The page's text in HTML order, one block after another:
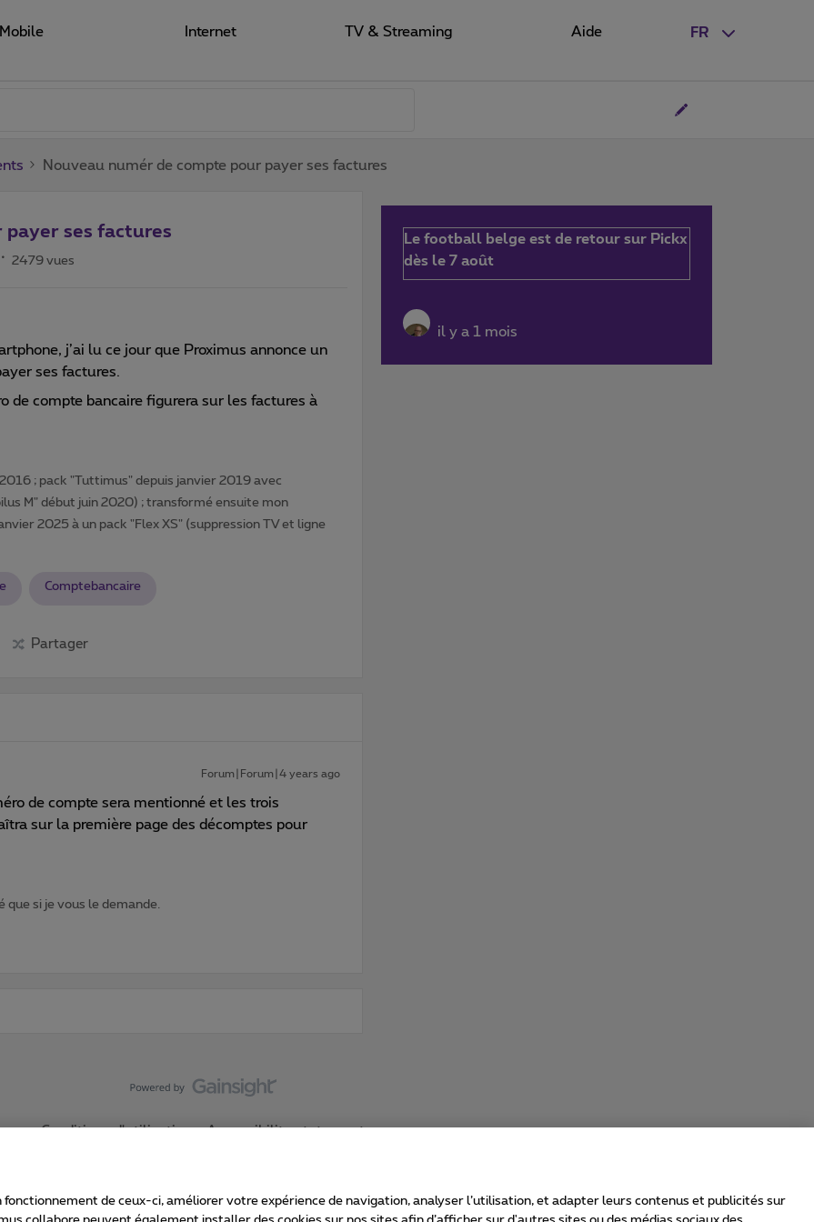
FR
Mobile Internet TV & Streaming Aide
Nouveau numér de compte pour payer ses factures
payer ses factures
2479 vues
j’ai lu ce jour que Proximus annonce un
ses factures.
de compte bancaire figurera sur les factures à
; pack "Tuttimus" depuis janvier 2019 avec
M" début juin 2020) ; transformé ensuite mon
2025 à un pack "Flex XS" (suppression TV et ligne
Comptebancaire
Partager
Forum|Forum|4 years ago
de compte sera mentionné et les trois
sur la première page des décomptes pour
si je vous le demande.
Le football belge est de retour sur Pickx
dès le 7 août
il y a 1 mois
Conditions d'utilisation Accessibility statement
de ceux-ci, améliorer votre expérience de navigation, analyser l’utilisation, et adapter leurs contenus et publicités sur